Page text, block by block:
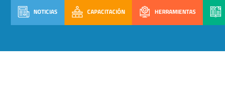
NOTICIAS CAPACITACIÓN HERRAMIENTAS